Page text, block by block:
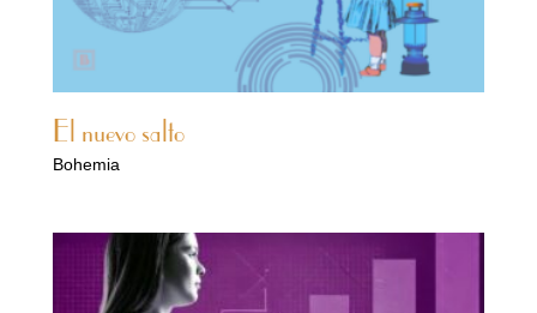
El nuevo salto
Bohemia